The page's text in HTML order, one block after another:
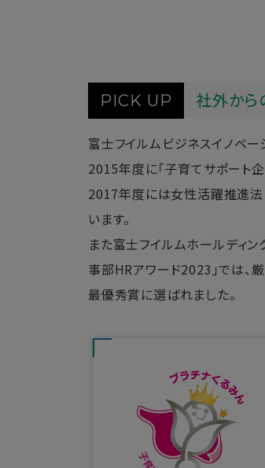
PICK UP 社外から
富士フイルムビジネスイノベ
2015年度に「子育てサポート
2017年度には女性活躍推進法
います。
また富士フイルムホールディ
事部HRアワード2023」では、
最優秀賞に選ばれました。